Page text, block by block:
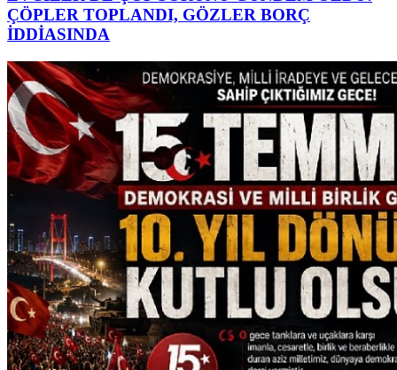
ÇÖPLER TOPLANDI, GÖZLER BORÇ
İDDİASINDA